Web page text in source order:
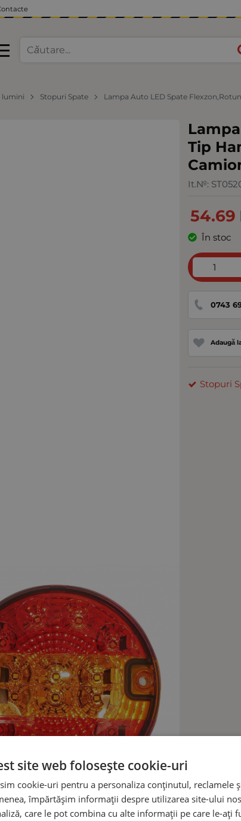
lumini Stopuri Spate Lampa Auto LED Spate
Tip
It.№:
54.69
În stoc
0743
Adaugă
Stopuri
site web folosește cookie-uri
cookie-uri pentru a personaliza conținutul, reclamele
împărtășim informații despre utilizarea site-ului
care le pot combina cu alte informații pe care le-ați